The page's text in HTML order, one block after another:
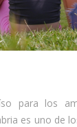
para los
es uno de